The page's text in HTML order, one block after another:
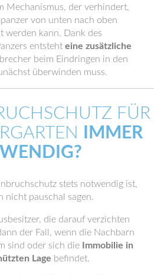
Mechanismus, der verhindert,
von unten nach oben
werden kann. Dank des
entsteht eine zusätzliche
beim Eindringen in den
überwinden muss.
FÜR
IMMER
stets notwendig ist,
nicht pauschal sagen.
die darauf verzichten
der Fall, wenn die Nachbarn
sind oder sich die
Immobilie in
Lage befindet.